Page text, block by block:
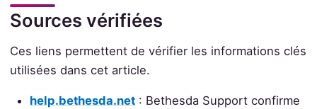
Sources vérifiées
Ces liens permettent de vérifier les informations clés
utilisées dans cet article.
help.bethesda.net : Bethesda Support confirme